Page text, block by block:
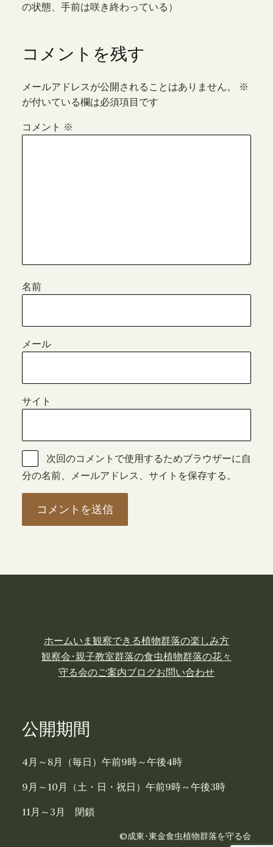
の状態、手前は咲き終わっている）
コメントを残す
メールアドレスが公開されることはありません。
※
が付いている欄は必須項目です
コメント ※
名前
メール
サイト
次回のコメントで使用するためブラウザーに自
分の名前、メールアドレス、サイトを保存する。
ホームいま観察できる植物群落の楽しみ方
観察会･親子教室群落の食虫植物群落の花々
守る会のご案内ブログお問い合わせ
公開期間
4月～8月（毎日）午前9時～午後4時
9月～10月（土・日・祝日）午前9時～午後3時
11月～3月 閉鎖
©成東･東金食虫植物群落を守る会